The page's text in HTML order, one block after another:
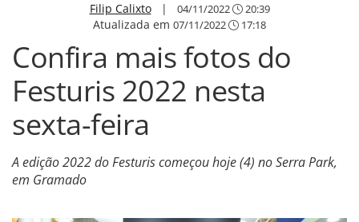
Filip Calixto| 04/11/2022 20:39
Atualizada em 07/11/2022 17:18
Confira mais fotos do
Festuris 2022 nesta
sexta-feira
A edição 2022 do Festuris começou hoje (4) no Serra Park,
em Gramado